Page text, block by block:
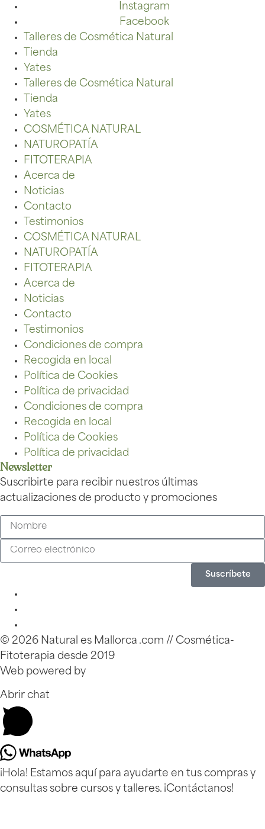
Instagram
Facebook
Talleres de Cosmética Natural
Tienda
Yates
Talleres de Cosmética Natural
Tienda
Yates
COSMÉTICA NATURAL
NATUROPATÍA
FITOTERAPIA
Acerca de
Noticias
Contacto
Testimonios
COSMÉTICA NATURAL
NATUROPATÍA
FITOTERAPIA
Acerca de
Noticias
Contacto
Testimonios
Condiciones de compra
Recogida en local
Política de Cookies
Política de privacidad
Condiciones de compra
Recogida en local
Política de Cookies
Política de privacidad
Newsletter
Suscribirte para recibir nuestros últimas
actualizaciones de producto y promociones
Suscríbete
© 2026 Natural es Mallorca .com // Cosmética-
Fitoterapia desde 2019
Web powered by
Abrir chat
¡Hola! Estamos aquí para ayudarte en tus compras y
consultas sobre cursos y talleres. ¡Contáctanos!